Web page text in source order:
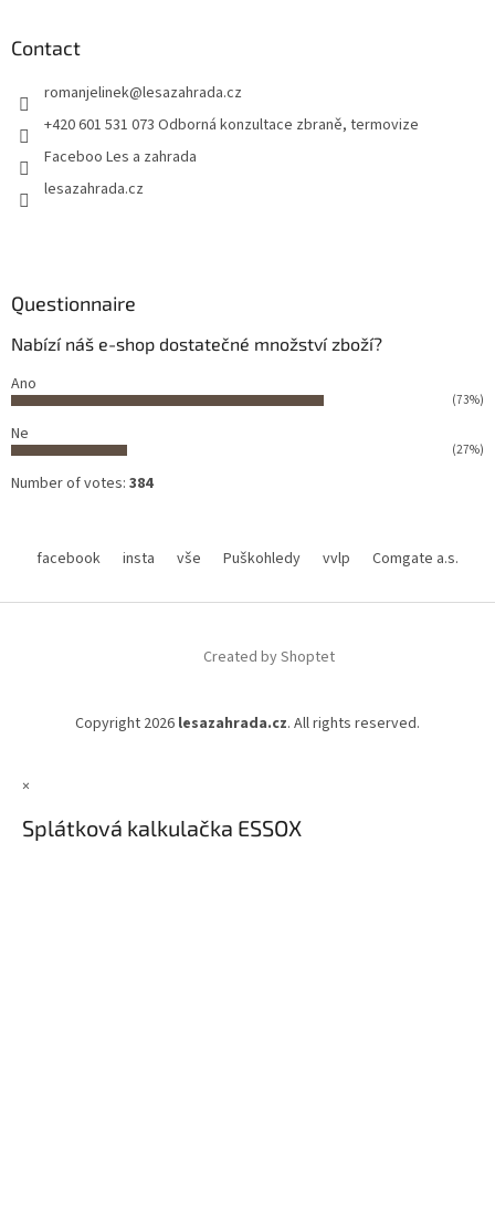
Contact
romanjelinek@lesazahrada.cz
+420 601 531 073 Odborná konzultace zbraně, termovize
Faceboo Les a zahrada
lesazahrada.cz
Questionnaire
Nabízí náš e-shop dostatečné množství zboží?
Ano
(73%)
Ne
(27%)
Number of votes: 384
facebook insta vše Puškohledy vvlp Comgate a.s.
Created by Shoptet
Copyright 2026 lesazahrada.cz. All rights reserved.
×
Splátková kalkulačka ESSOX